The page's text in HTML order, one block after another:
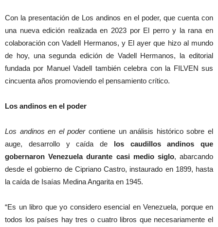
Con la presentación de Los andinos en el poder, que cuenta con
una nueva edición realizada en 2023 por El perro y la rana en
colaboración con Vadell Hermanos, y El ayer que hizo al mundo
de hoy, una segunda edición de Vadell Hermanos, la editorial
fundada por Manuel Vadell también celebra con la FILVEN sus
cincuenta años promoviendo el pensamiento crítico.
Los andinos en el poder
Los andinos en el podercontiene un análisis histórico sobre el
auge, desarrollo y caída de los caudillos andinos que
gobernaron Venezuela durante casi medio siglo, abarcando
desde el gobierno de Cipriano Castro, instaurado en 1899, hasta
la caída de Isaías Medina Angarita en 1945.
“Es un libro que yo considero esencial en Venezuela, porque en
todos los países hay tres o cuatro libros que necesariamente el